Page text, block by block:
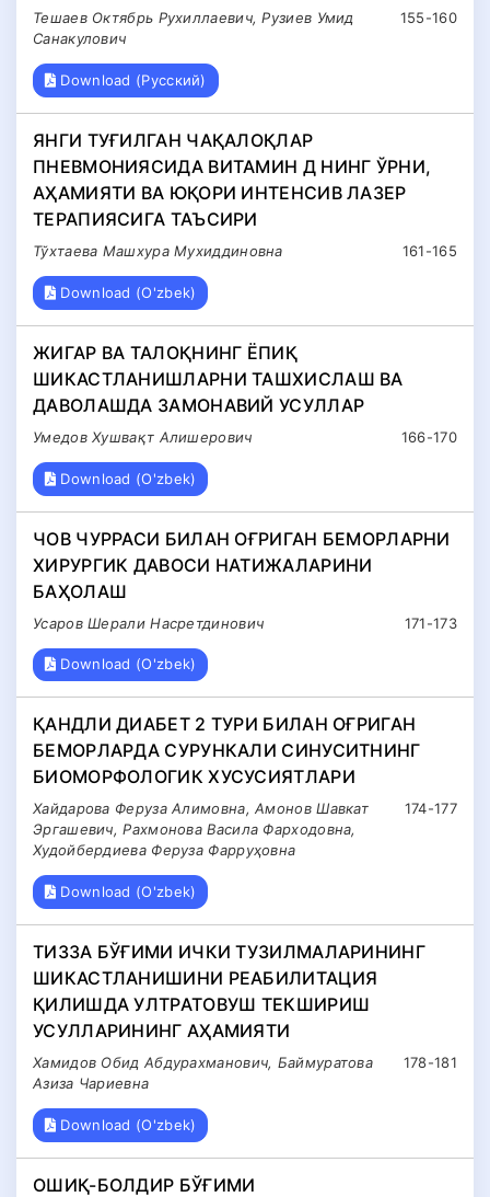
155-160
Тешаев Октябрь Рухиллаевич, Рузиев Умид
Санакулович
Download (Русский)
ЯНГИ ТУҒИЛГАН ЧАҚАЛОҚЛАР
ПНЕВМОНИЯСИДА ВИТАМИН Д НИНГ ЎРНИ,
АҲАМИЯТИ ВА ЮҚОРИ ИНТЕНСИВ ЛАЗЕР
ТЕРАПИЯСИГА ТАЪСИРИ
161-165
Тўхтаева Машхура Мухиддиновна
Download (O'zbek)
ЖИГАР ВА ТАЛОҚНИНГ ЁПИҚ
ШИКАСТЛАНИШЛАРНИ ТАШХИСЛАШ ВА
ДАВОЛАШДА ЗАМОНАВИЙ УСУЛЛАР
166-170
Умедов Хушвақт Алишерович
Download (O'zbek)
ЧОВ ЧУРРАСИ БИЛАН ОҒРИГАН БЕМОРЛАРНИ
ХИРУРГИК ДАВОСИ НАТИЖАЛАРИНИ
БАҲОЛАШ
171-173
Усаров Шерали Насретдинович
Download (O'zbek)
ҚАНДЛИ ДИАБЕТ 2 ТУРИ БИЛАН ОҒРИГАН
БЕМОРЛАРДА СУРУНКАЛИ СИНУСИТНИНГ
БИОМОРФОЛОГИК ХУСУСИЯТЛАРИ
174-177
Хайдарова Феруза Алимовна, Амонов Шавкат
Эргашевич, Рахмонова Васила Фарходовна,
Худойбердиева Феруза Фарруҳовна
Download (O'zbek)
ТИЗЗА БЎҒИМИ ИЧКИ ТУЗИЛМАЛАРИНИНГ
ШИКАСТЛАНИШИНИ РЕАБИЛИТАЦИЯ
ҚИЛИШДА УЛТРАТОВУШ ТЕКШИРИШ
УСУЛЛАРИНИНГ АҲАМИЯТИ
178-181
Хамидов Обид Абдурахманович, Баймуратова
Азиза Чариевна
Download (O'zbek)
ОШИҚ-БОЛДИР БЎҒИМИ